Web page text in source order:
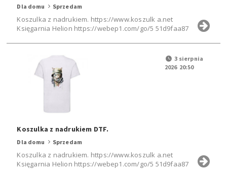
Dla domu Sprzedam
Koszulka z nadrukiem. https://www.koszulk a.net
Księgarnia Helion https://webep1.com/go/5 51d9faa87
3 sierpnia
2026 20:50
Koszulka z nadrukiem DTF.
Dla domu Sprzedam
Koszulka z nadrukiem. https://www.koszulk a.net
Księgarnia Helion https://webep1.com/go/5 51d9faa87